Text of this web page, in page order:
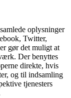
oplysninger
Twitter,
gør det muligt at
Der benyttes
direkte, hvis
og til indsamling
tjenesters